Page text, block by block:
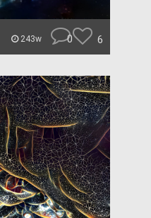
243w 0 6